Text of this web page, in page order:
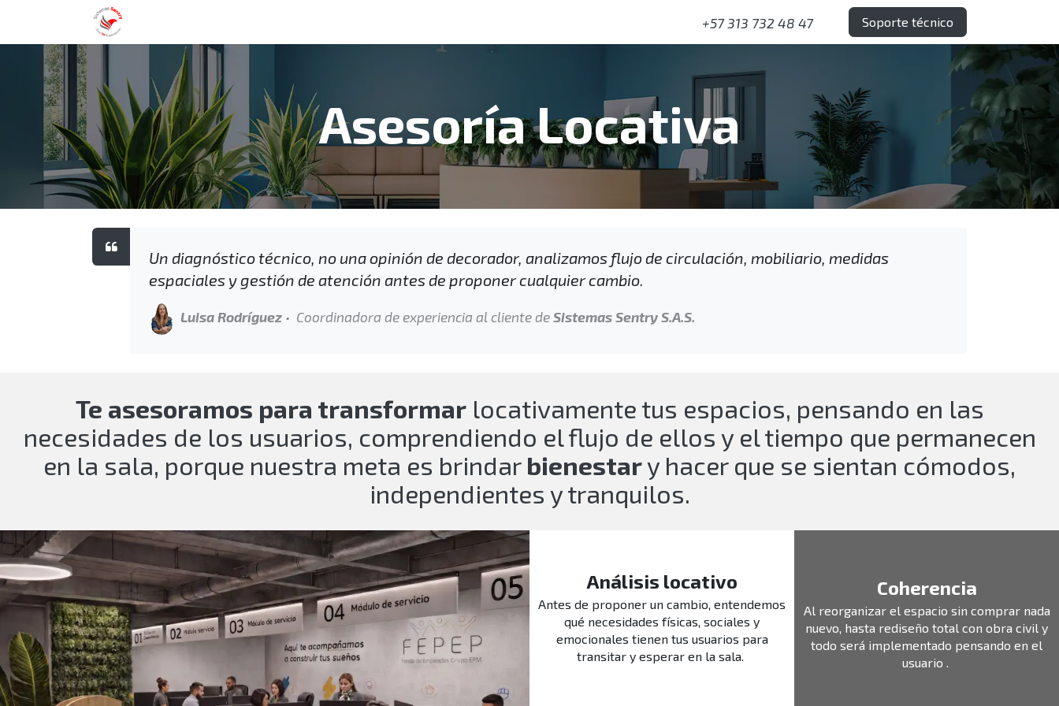
+57 313 732 48 47 Soporte técnico
Asesoría Locativa
Un diagnóstico técnico, no una opinión de decorador, analizamos flujo de circulación, mobiliario, medidas
espaciales y gestión de atención antes de proponer cualquier cambio.
Luisa Rodríguez • Coordinadora de experiencia al cliente deSistemas Sentry S.A.S.
Te asesoramos para transformarlocativamente tus espacios, pensando en las
necesidades de los usuarios, comprendiendo el flujo de ellos y el tiempo que permanecen
en la sala, porque nuestra meta es brindar bienestary hacer que se sientan cómodos,
independientes y tranquilos.
Análisis locativo
Antes de proponer un cambio, entendemos
qué necesidades físicas, sociales y
emocionales tienen tus usuarios para
transitar y esperar en la sala.
Coherencia
Al reorganizar el espacio sin comprar nada
nuevo, hasta rediseño total con obra civil y
todo será implementado pensando en el
usuario .